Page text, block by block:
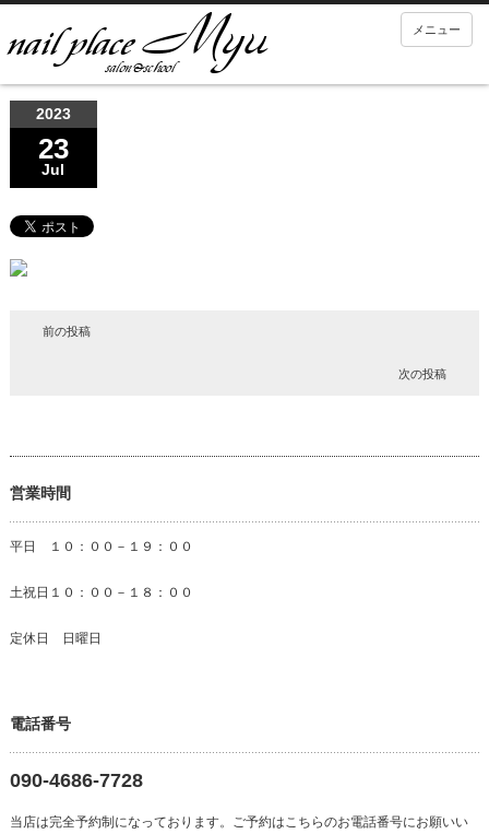
メニュー
2023
23
Jul
前の投稿
次の投稿
営業時間
平日 １０：００－１９：００
土祝日１０：００－１８：００
定休日 日曜日
電話番号
090-4686-7728
当店は完全予約制になっております。ご予約はこちらのお電話番号にお願いい